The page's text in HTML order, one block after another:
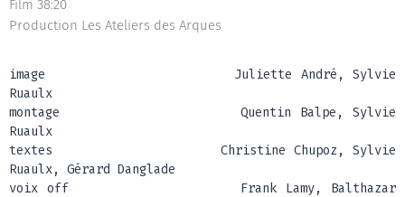
Film 38:20
Production Les Ateliers des Arques
image Juliette André, Sylvie
Ruaulx
montage Quentin Balpe, Sylvie
Ruaulx
textes Christine Chupoz, Sylvie
Ruaulx, Gérard Danglade
voix off Frank Lamy, Balthazar